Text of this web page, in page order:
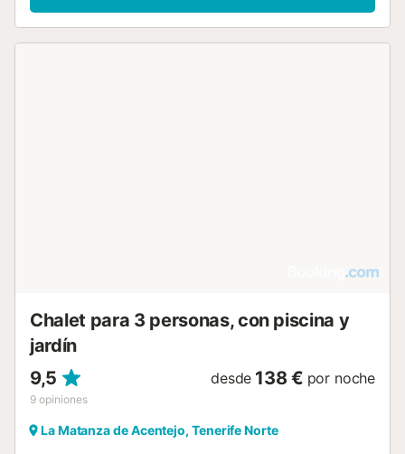
Chalet para 3 personas, con piscina y
jardín
9,5
9 opiniones
desde 138 € por noche
La Matanza de Acentejo, Tenerife Norte